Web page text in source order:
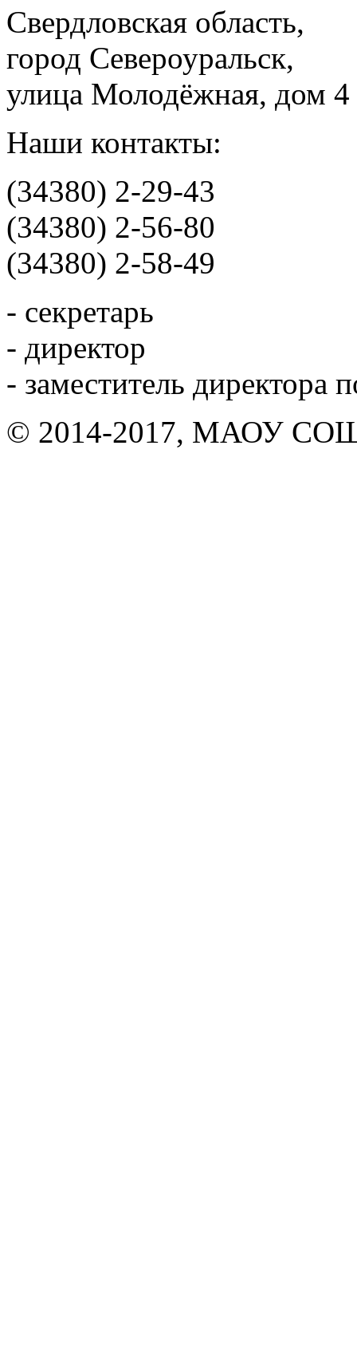
Свердловская область,
город Североуральск,
улица Молодёжная, дом 4
Наши контакты:
(34380) 2-29-43
(34380) 2-56-80
(34380) 2-58-49
- секретарь
- директор
- заместитель директора
© 2014-2017, МАОУ СОШ